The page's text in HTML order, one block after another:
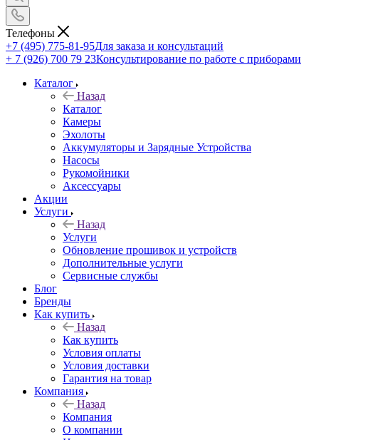
Телефоны
+7 (495) 775-81-95Для заказа и консультаций
+ 7 (926) 700 79 23Консультирование по работе с приборами
Каталог
Назад
Каталог
Камеры
Эхолоты
Аккумуляторы и Зарядные Устройства
Насосы
Рукомойники
Аксессуары
Акции
Услуги
Назад
Услуги
Обновление прошивок и устройств
Дополнительные услуги
Сервисные службы
Блог
Бренды
Как купить
Назад
Как купить
Условия оплаты
Условия доставки
Гарантия на товар
Компания
Назад
Компания
О компании